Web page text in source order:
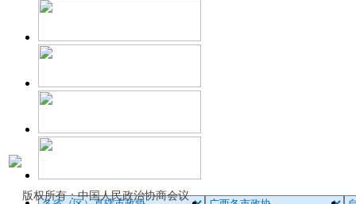
版权所有：中国人民政治协商会议